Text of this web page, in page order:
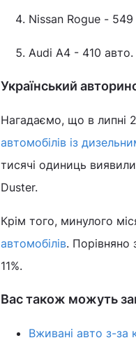
Nissan Rogue - 549
Audi A4 - 410 авто.
Український
Нагадаємо, що в липні
автомобілів із
тисячі одиниць
Duster.
Крім того, минулого
автомобілів. Порівняно
11%.
Вас також можуть
Вживані авто з-за